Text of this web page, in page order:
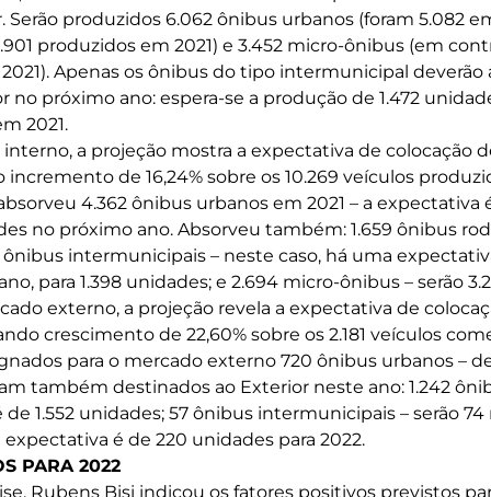
produzidos 6.062 ônibus urbanos (foram 5.082
produzidos em 2021) e 3.452 micro-ônibus (em
Apenas os ônibus do tipo intermunicipal deverão
próximo ano: espera-se a produção de 1.472
2021.
a projeção mostra a expectativa de colocação
de 16,24% sobre os 10.269 veículos
4.362 ônibus urbanos em 2021 – a expectativa
no próximo ano. Absorveu também: 1.659 ônibus
ônibus intermunicipais – neste caso, há uma
para 1.398 unidades; e 2.694 micro-ônibus – serão
externo, a projeção revela a expectativa de
crescimento de 22,60% sobre os 2.181 veículos
para o mercado externo 720 ônibus urbanos –
também destinados ao Exterior neste ano: 1.242
de 1.552 unidades; 57 ônibus intermunicipais – serão
expectativa é de 220 unidades para 2022.
PARA 2022
Rubens Bisi indicou os fatores positivos previstos